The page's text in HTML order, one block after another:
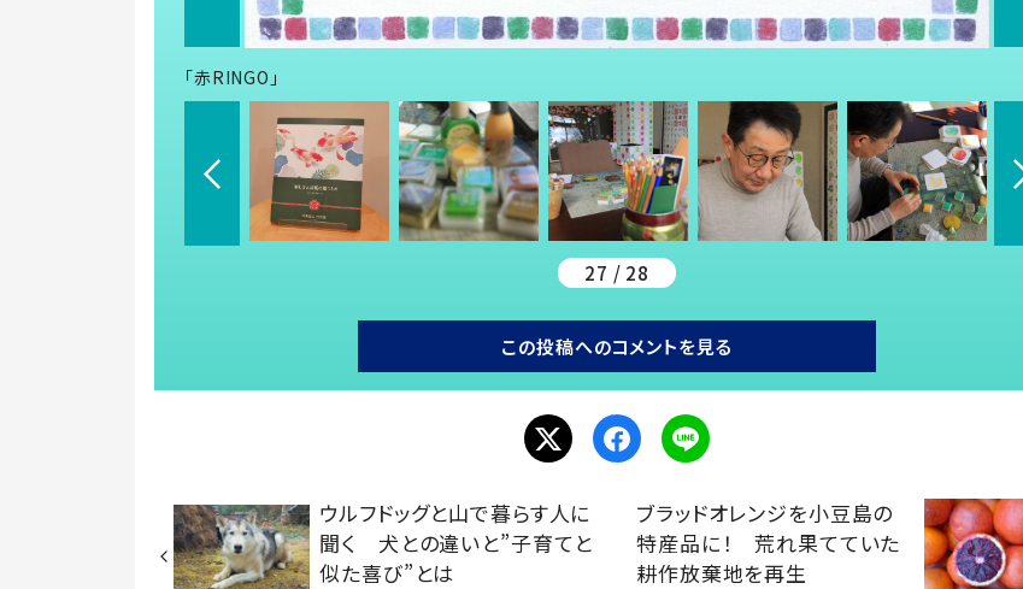
「赤RINGO」
27 / 28
この投稿へのコメントを見る
ウルフドッグと山で暮らす人に
聞く 犬との違いと”子育てと
似た喜び”とは
ブラッドオレンジを小豆島の
特産品に！ 荒れ果てていた
耕作放棄地を再生